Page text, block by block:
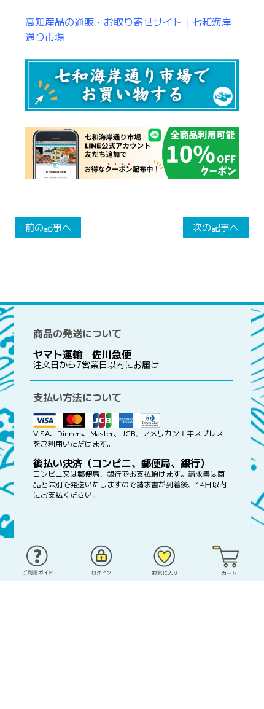
高知産品の通販・お取り寄せサイト｜七和海岸
通り市場
前の記事へ 次の記事へ
商品の発送について
ヤマト運輸 佐川急便
注文日から7営業日以内にお届け
支払い方法について
VISA、Dinners、Master、JCB、アメリカンエキスプレス
をご利用いただけます。
後払い決済（コンビニ、郵便局、銀行）
コンビニ又は郵便局、銀行でお支払頂けます。請求書は商
品とは別で発送いたしますので請求書が到着後、14日以内
にお支払ください。